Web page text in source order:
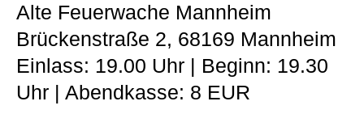
Alte Feuerwache Mannheim
Brückenstraße 2, 68169 Mannheim
Einlass: 19.00 Uhr | Beginn: 19.30
Uhr | Abendkasse: 8 EUR